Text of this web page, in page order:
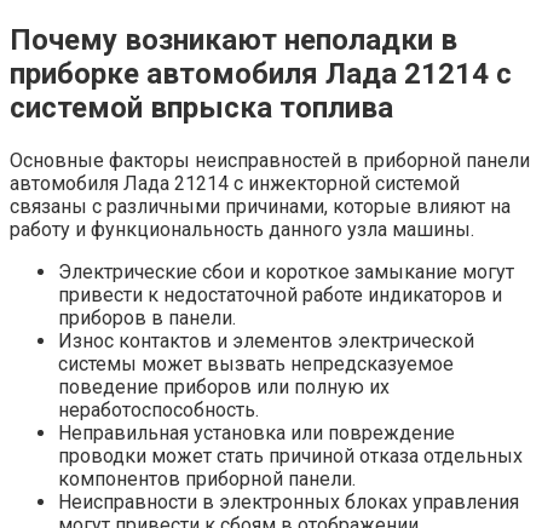
Почему возникают неполадки в
приборке автомобиля Лада 21214 с
системой впрыска топлива
Основные факторы неисправностей в приборной панели
автомобиля Лада 21214 с инжекторной системой
связаны с различными причинами, которые влияют на
работу и функциональность данного узла машины.
Электрические сбои и короткое замыкание могут
привести к недостаточной работе индикаторов и
приборов в панели.
Износ контактов и элементов электрической
системы может вызвать непредсказуемое
поведение приборов или полную их
неработоспособность.
Неправильная установка или повреждение
проводки может стать причиной отказа отдельных
компонентов приборной панели.
Неисправности в электронных блоках управления